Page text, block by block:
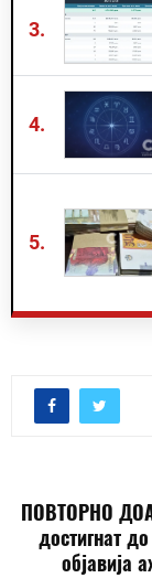
3.
4.
5.
ПОВТОРНО
достигнат
објавија